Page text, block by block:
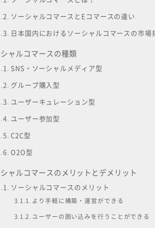
ソーシャルコマースとEコマースの違い
日本国内におけるソーシャルコマースの市場
ャルコマースの種類
SNS・ソーシャルメディア型
グループ購入型
ユーザーキュレーション型
ユーザー参加型
C2C型
O2O型
ャルコマースのメリットとデメリット
ソーシャルコマースのメリット
より手軽に構築・運営ができる
ユーザーの囲い込みを行うことができる